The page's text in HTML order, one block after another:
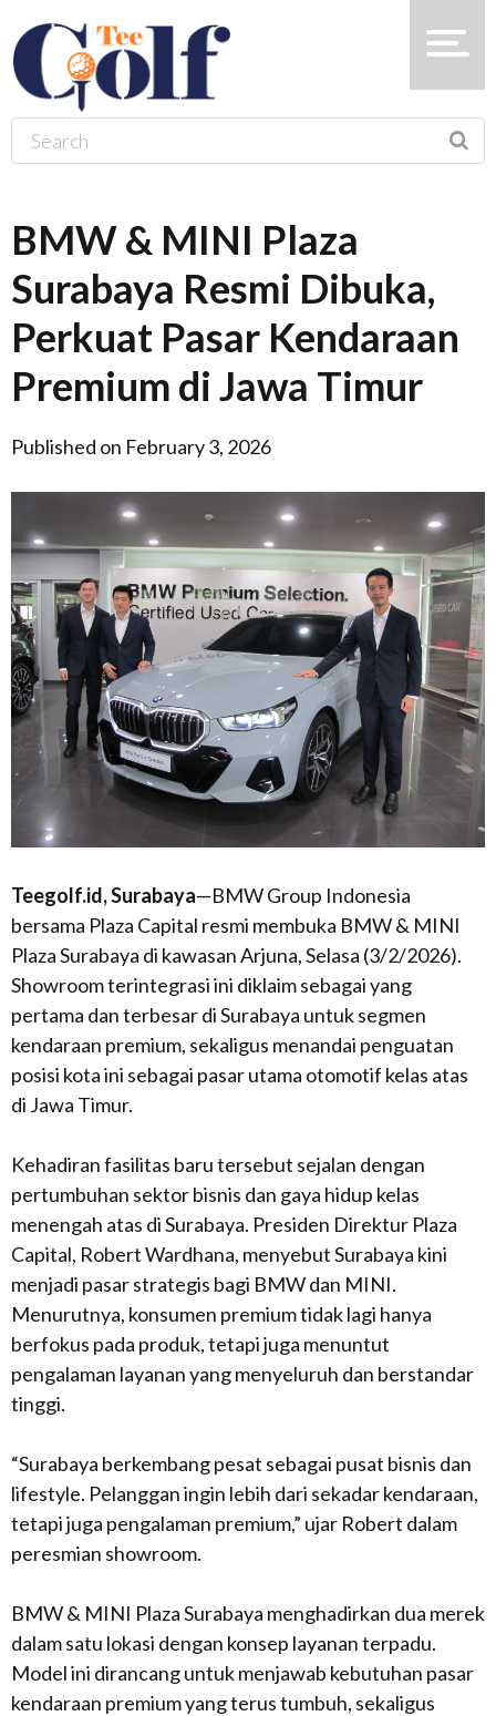
BMW & MINI Plaza
Surabaya Resmi Dibuka,
Perkuat Pasar Kendaraan
Premium di Jawa Timur
Published on February 3, 2026
Teegolf.id, Surabaya—BMW Group Indonesia
bersama Plaza Capital resmi membuka BMW & MINI
Plaza Surabaya di kawasan Arjuna, Selasa (3/2/2026).
Showroom terintegrasi ini diklaim sebagai yang
pertama dan terbesar di Surabaya untuk segmen
kendaraan premium, sekaligus menandai penguatan
posisi kota ini sebagai pasar utama otomotif kelas atas
di Jawa Timur.
Kehadiran fasilitas baru tersebut sejalan dengan
pertumbuhan sektor bisnis dan gaya hidup kelas
menengah atas di Surabaya. Presiden Direktur Plaza
Capital, Robert Wardhana, menyebut Surabaya kini
menjadi pasar strategis bagi BMW dan MINI.
Menurutnya, konsumen premium tidak lagi hanya
berfokus pada produk, tetapi juga menuntut
pengalaman layanan yang menyeluruh dan berstandar
tinggi.
“Surabaya berkembang pesat sebagai pusat bisnis dan
lifestyle. Pelanggan ingin lebih dari sekadar kendaraan,
tetapi juga pengalaman premium,” ujar Robert dalam
peresmian showroom.
BMW & MINI Plaza Surabaya menghadirkan dua merek
dalam satu lokasi dengan konsep layanan terpadu.
Model ini dirancang untuk menjawab kebutuhan pasar
kendaraan premium yang terus tumbuh, sekaligus